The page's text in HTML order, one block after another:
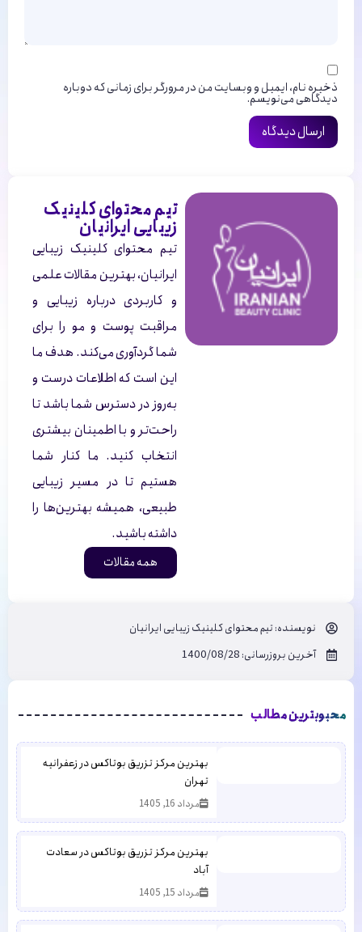
ذخیره نام، ایمیل و وبسایت من در مرورگر برای زمانی که دوباره
دیدگاهی می‌نویسم.
تیم محتوای کلینیک
زیبایی ایرانیان
تیم محتوای کلینیک زیبایی
ایرانیان، بهترین مقالات علمی
و کاربردی درباره زیبایی و
مراقبت پوست و مو را برای
شما گردآوری می‌کند. هدف ما
این است که اطلاعات درست و
به‌روز در دسترس شما باشد تا
راحت‌تر و با اطمینان بیشتری
انتخاب کنید. ما کنار شما
هستیم تا در مسیر زیبایی
طبیعی، همیشه بهترین‌ها را
داشته باشید.
همه مقالات
نویسنده:تیم محتوای کلینیک زیبایی ایرانیان
آخرین بروزرسانی: 1400/08/28
محبوبترین مطالب
بهترین مرکز تزریق بوتاکس در زعفرانیه
تهران
مرداد 16, 1405
بهترین مرکز تزریق بوتاکس در سعادت
آباد
مرداد 15, 1405